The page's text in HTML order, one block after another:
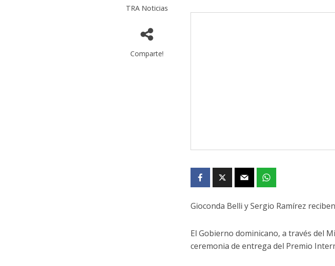
TRA Noticias
Comparte!
Gioconda Belli y Sergio Ramírez
El Gobierno dominicano, a través del
ceremonia de entrega del Premio